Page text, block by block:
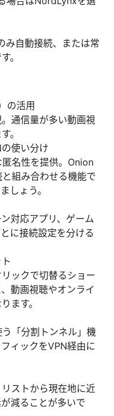
み自動接続、または常
。
の活用
通信量が多い動画視
。
使い分け
名性を提供。Onion
組み合わせる機能で
しょう。
対応アプリ、ゲーム
に接続設定を分ける
ックで切替るショー
動画視聴やオンライ
ます。
「分割トンネル」機
ィックをVPN経由に
リストから現在地に近
減ることが多いで